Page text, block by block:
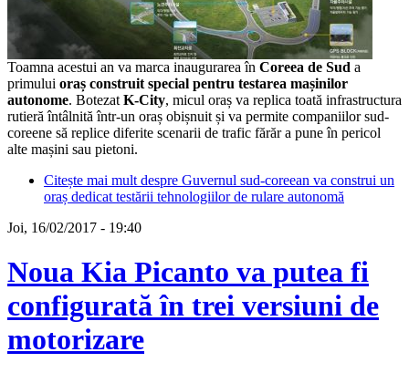
Toamna acestui an va marca inaugurarea în Coreea de Sud a
primului oraș construit special pentru testarea mașinilor
autonome. Botezat K-City, micul oraș va replica toată infrastructura
rutieră întâlnită într-un oraș obișnuit și va permite companiilor sud-
coreene să replice diferite scenarii de trafic fărăr a pune în pericol
alte mașini sau pietoni.
Citește mai mult despre Guvernul sud-coreean va construi un
oraș dedicat testării tehnologiilor de rulare autonomă
Joi, 16/02/2017 - 19:40
Noua Kia Picanto va putea fi
configurată în trei versiuni de
motorizare